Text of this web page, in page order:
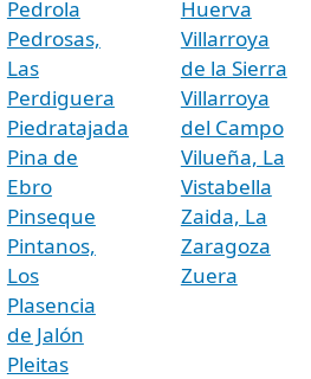
Pedrola
Pedrosas,
Las
Perdiguera
Piedratajada
Pina de
Ebro
Pinseque
Pintanos,
Los
Plasencia
de Jalón
Pleitas
Huerva
Villarroya
de la Sierra
Villarroya
del Campo
Vilueña, La
Vistabella
Zaida, La
Zaragoza
Zuera